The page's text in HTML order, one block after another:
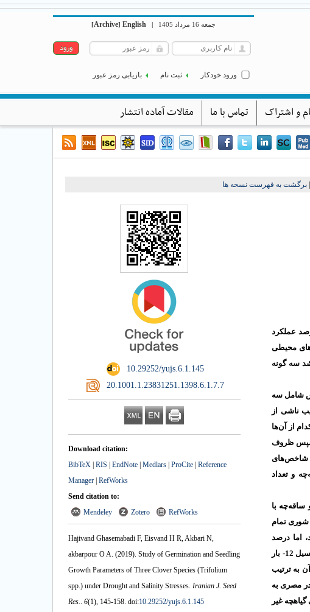
جمعه 16 مرداد 1405 |
English
[Archive]
ورود خودکار ثبت نام بازیابی رمز عبور
و اشتراک تماس با ما مقالات آماده انتشار
برگشت به فهرست نسخه ها
‎ 10.29252/yujs.6.1.145
‎ 20.1001.1.23831251.1398.6.1.7.7
Download citation:
BibTeX | RIS | EndNote | Medlars | ProCite | Reference
Manager | RefWorks
Send citation to:
Mendeley
Zotero RefWorks
Hajivand Ghasemabadi F, Eisvand H R, Akbari N,
akbarpour O A. (2019). Study of Germination and Seedling
Growth Parameters of Three Clover Species (Trifolium
spp.) under Drought and Salinity Stresses. Iranian J. Seed
Res.
6(1) , 145-158. doi:10.29252/yujs.6.1.145
تنش‌های غیر زیستی مختلفی همچون دما، خشکی و شوری تحت تأثیر قرار گرفته است که تقریبأ 50 درصد عملکرد
محیطی
سه گونه
شامل سه
و شوری (صفر، 2-، 4-، 6-، 8-، 10- و 12- بار) به‌ترتیب ناشی از
که درون هر کدام از آن‌ها
آن‌ها اضافه شد و سپس ظروف
و رطوبت نسبی 75 درصد قرار داده شدند. پس از پایان مدت زمان آزمایش (حدود 14 روز) شاخص‌های
به ساقه‌چه و تعداد
ساقه‌چه با
و شوری تمام
12- بار خشکی صفر درصد بود، اما درصد
جوانه‌زنی شبدر ایرانی و مصری در این سطح از تنش به ترتیب 33/70 و 33/7درصد بود. تحت تنش شوری تمام بذرهای هر سه گونه در پتانسیل 12- بار
به ترتیب
مصری به
گیاهچه غیر